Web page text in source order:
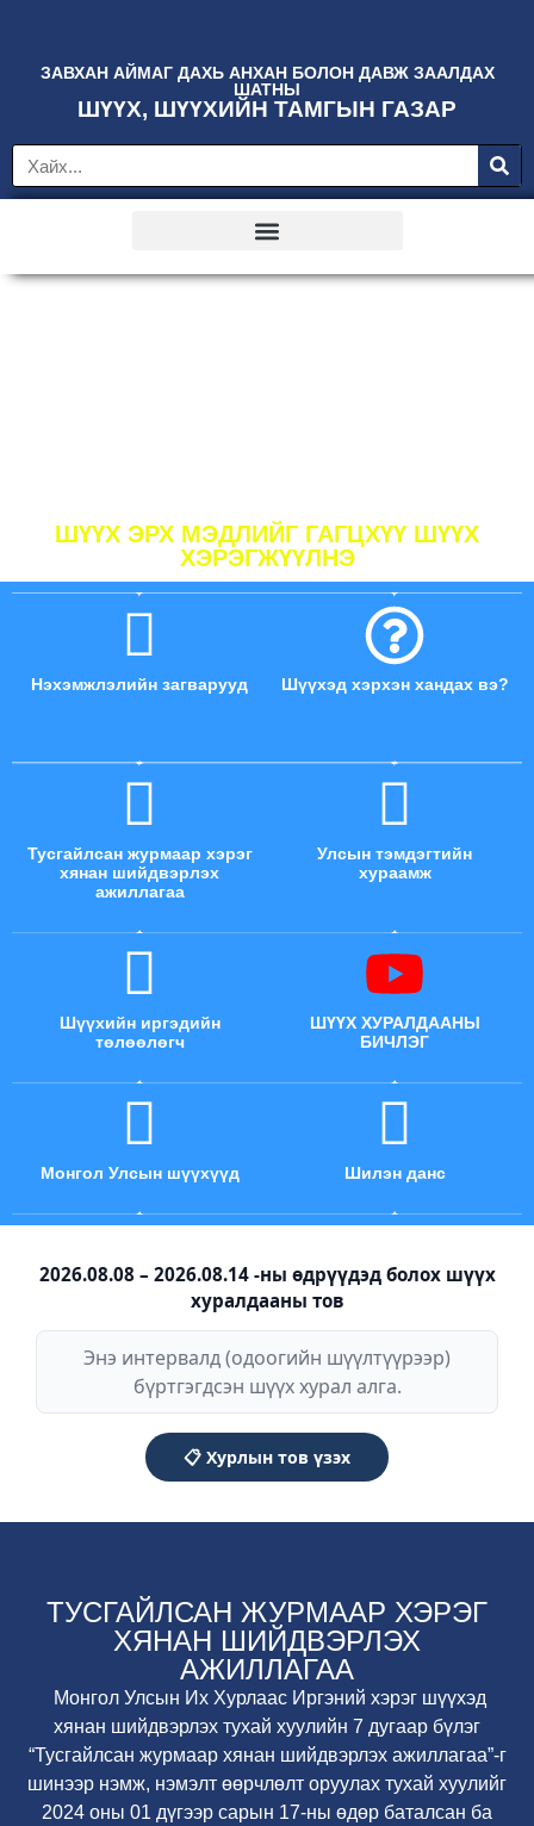
ЗАВХАН АЙМАГ ДАХЬ АНХАН БОЛОН ДАВЖ ЗААЛДАХ
ШАТНЫ
ШҮҮХ, ШҮҮХИЙН ТАМГЫН ГАЗАР
ХУУЛЬ
ШҮҮХ ЭРХ МЭДЛИЙГ ГАГЦХҮҮ ШҮҮХ
ХЭРЭГЖҮҮЛНЭ
Нэхэмжлэлийн загварууд Шүүхэд хэрхэн хандах вэ?
Тусгайлсан журмаар хэрэг
хянан шийдвэрлэх
ажиллагаа
Улсын тэмдэгтийн
хураамж
Шүүхийн иргэдийн
төлөөлөгч
ШҮҮХ ХУРАЛДААНЫ
БИЧЛЭГ
Монгол Улсын шүүхүүд Шилэн данс
2026.08.08 – 2026.08.14 -ны өдрүүдэд болох шүүх
хуралдааны тов
Энэ интервалд (одоогийн шүүлтүүрээр)
бүртгэгдсэн шүүх хурал алга.
📋 Хурлын тов үзэх
ТУСГАЙЛСАН ЖУРМААР ХЭРЭГ
ХЯНАН ШИЙДВЭРЛЭХ
АЖИЛЛАГАА
Монгол Улсын Их Хурлаас Иргэний хэрэг шүүхэд
хянан шийдвэрлэх тухай хуулийн 7 дугаар бүлэг
“Тусгайлсан журмаар хянан шийдвэрлэх ажиллагаа”-г
шинээр нэмж, нэмэлт өөрчлөлт оруулах тухай хуулийг
2024 оны 01 дүгээр сарын 17-ны өдөр баталсан ба